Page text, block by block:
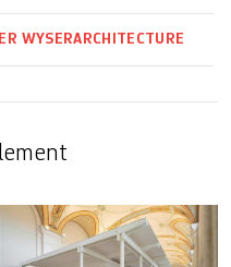
WYSERARCHITECTURE